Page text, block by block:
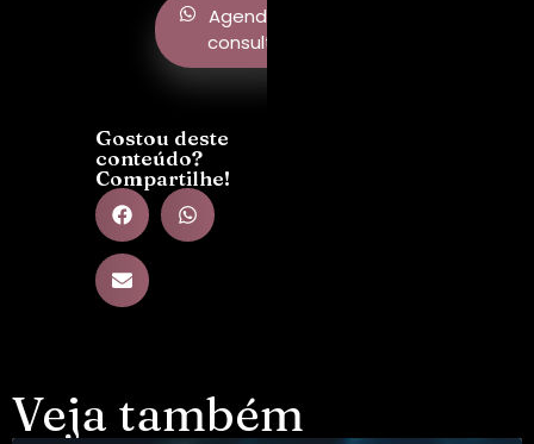
Agendar
consulta
Gostou deste
conteúdo?
Compartilhe!
Veja também